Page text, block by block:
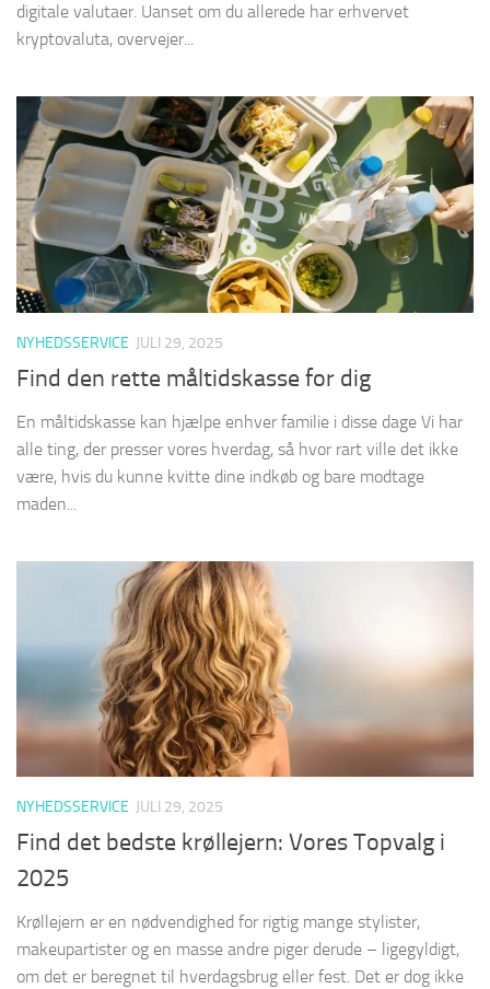
digitale valutaer. Uanset om du allerede har erhvervet
kryptovaluta, overvejer...
NYHEDSSERVICE JULI 29, 2025
Find den rette måltidskasse for dig
En måltidskasse kan hjælpe enhver familie i disse dage Vi har
alle ting, der presser vores hverdag, så hvor rart ville det ikke
være, hvis du kunne kvitte dine indkøb og bare modtage
maden...
NYHEDSSERVICE JULI 29, 2025
Find det bedste krøllejern: Vores Topvalg i
2025
Krøllejern er en nødvendighed for rigtig mange stylister,
makeupartister og en masse andre piger derude – ligegyldigt,
om det er beregnet til hverdagsbrug eller fest. Det er dog ikke